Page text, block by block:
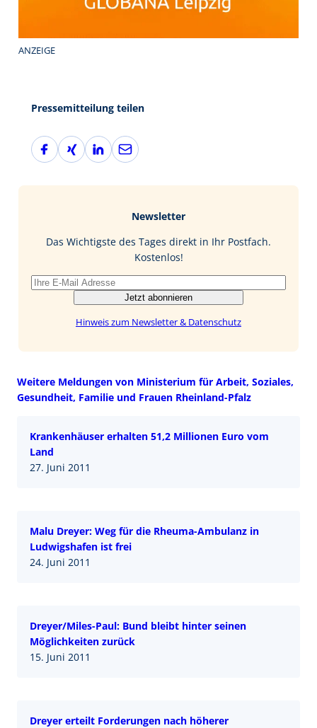
ANZEIGE
Pressemitteilung teilen
F
a
X
i
L
i
I
E
-
Newsletter
Das Wichtigste des Tages direkt in Ihr Postfach.
Kostenlos!
Jetzt abonnieren
Hinweis zum Newsletter & Datenschutz
Weitere Meldungen von Ministerium für Arbeit, Soziales,
Gesundheit, Familie und Frauen Rheinland-Pfalz
Krankenhäuser erhalten 51,2 Millionen Euro vom
Land
27. Juni 2011
Malu Dreyer: Weg für die Rheuma-Ambulanz in
Ludwigshafen ist frei
24. Juni 2011
Dreyer/Miles-Paul: Bund bleibt hinter seinen
Möglichkeiten zurück
15. Juni 2011
Dreyer erteilt Forderungen nach höherer